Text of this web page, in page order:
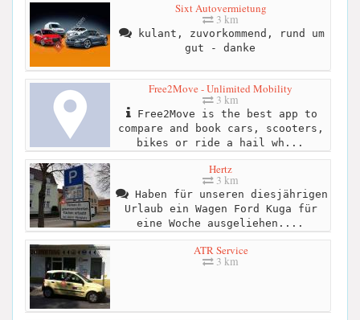
Sixt Autovermietung
3 km
kulant, zuvorkommend, rund um
gut - danke
Free2Move - Unlimited Mobility
3 km
Free2Move is the best app to
compare and book cars, scooters,
bikes or ride a hail wh...
Hertz
3 km
Haben für unseren diesjährigen
Urlaub ein Wagen Ford Kuga für
eine Woche ausgeliehen....
ATR Service
3 km